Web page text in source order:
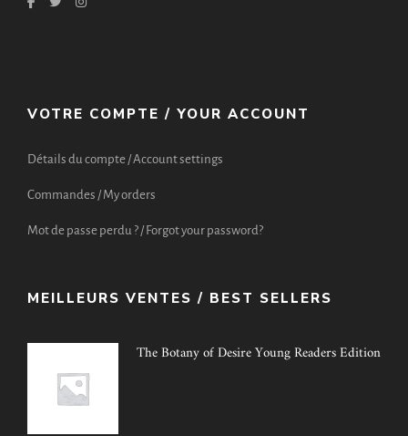
VOTRE COMPTE / YOUR ACCOUNT
Détails du compte / Account settings
Commandes / My orders
Mot de passe perdu ? / Forgot your password?
MEILLEURS VENTES / BEST SELLERS
The Botany of Desire Young Readers Edition